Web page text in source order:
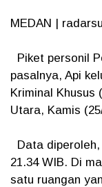
MEDAN |
Piket personil
pasalnya, Api
Kriminal Khusus
Utara, Kamis
Data
21.34 WIB. Di
satu ruangan